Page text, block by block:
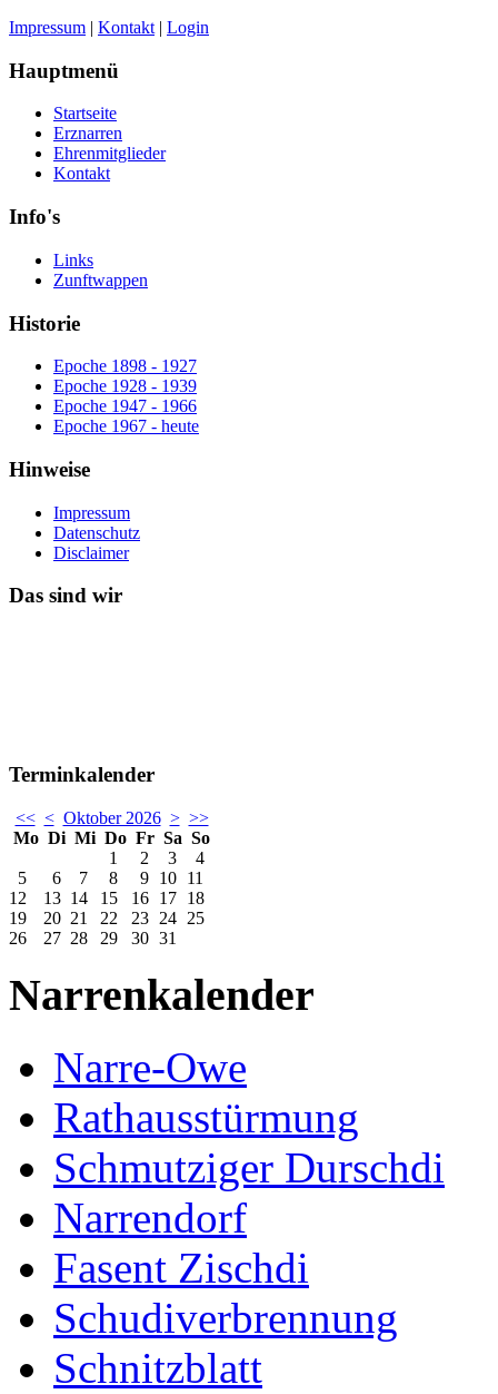
Impressum | Kontakt | Login
Hauptmenü
Startseite
Erznarren
Ehrenmitglieder
Kontakt
Info's
Links
Zunftwappen
Historie
Epoche 1898 - 1927
Epoche 1928 - 1939
Epoche 1947 - 1966
Epoche 1967 - heute
Hinweise
Impressum
Datenschutz
Disclaimer
Das sind wir
Terminkalender
<< < Oktober 2026 > >>
Mo Di Mi Do Fr Sa So
1
2 3
4
5
6 7 8 9 10 11
12
13 14 15 16 17 18
19
20 21 22 23 24 25
26
27 28 29 30 31
Narrenkalender
Narre-Owe
Rathausstürmung
Schmutziger Durschdi
Narrendorf
Fasent Zischdi
Schudiverbrennung
Schnitzblatt